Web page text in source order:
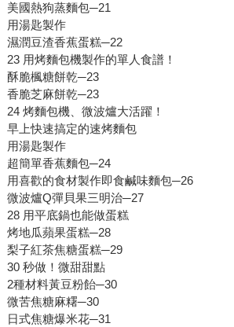
美國熱狗蒸麵包─21
用湯匙製作
濕潤豆渣香蕉蛋糕─22
23 用烤麵包機製作的單人食譜！
酥脆楓糖餅乾─23
香脆芝麻餅乾─23
24 烤麵包機、微波爐大活躍！
早上快速搞定的速烤麵包
用湯匙製作
超簡單香蕉麵包─24
用喜歡的食材製作即食鹹味麵包─26
微波爐Q彈貝果三明治─27
28 用平底鍋也能做蛋糕
烤地瓜蘋果蛋糕─28
梨子紅茶焦糖蛋糕─29
30 秒做！微甜甜點
2種材料黃豆粉飴─30
微苦焦糖麻糬─30
日式焦糖爆米花─31